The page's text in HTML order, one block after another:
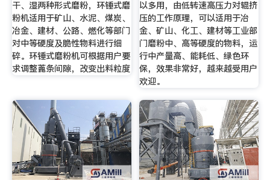
干、湿两种形式磨粉，环锤式磨
粉机适用于矿山、水泥、煤炭、
冶金、建材、公路、燃化等部门
对中等硬度及脆性物料进行细
碎。环锤式磨粉机可根据用户要
求调整蓖条间隙，改变出料粒度
以多用，由低转速高压力对辊挤
压的工作原理，可以适用于冶
金、矿山、化工、建材等工业部
门磨粉中、高等硬度的物料，运
行中产量高、能耗低、绿色环
保，效果非常好，越来越受用户
欢迎。